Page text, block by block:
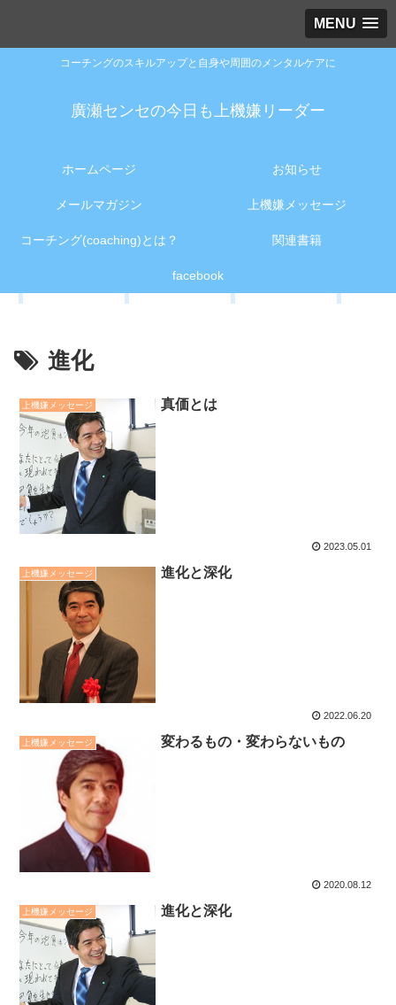
MENU
コーチングのスキルアップと自身や周囲のメンタルケアに
廣瀬センセの今日も上機嫌リーダー
ホームページ お知らせ
メールマガジン 上機嫌メッセージ
コーチング(coaching)とは？ 関連書籍
facebook
進化
上機嫌メッセージ 真価とは
2023.05.01
上機嫌メッセージ 進化と深化
2022.06.20
上機嫌メッセージ 変わるもの・変わらないもの
2020.08.12
上機嫌メッセージ 進化と深化